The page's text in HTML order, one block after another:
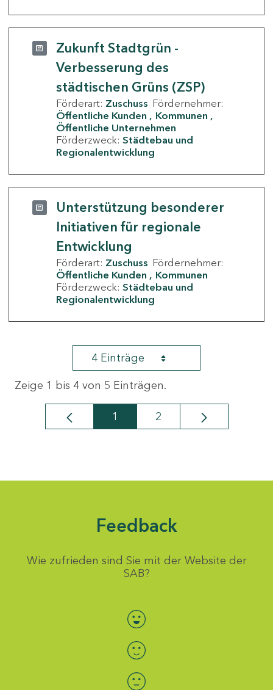
Zukunft Stadtgrün -
Verbesserung des
städtischen Grüns (ZSP)
Förderart: Zuschuss Fördernehmer:
Öffentliche Kunden
Kommunen
Öffentliche Unternehmen
Förderzweck: Städtebau und
Regionalentwicklung
Unterstützung besonderer
Initiativen für regionale
Entwicklung
Förderart: Zuschuss Fördernehmer:
Öffentliche Kunden
Kommunen
Förderzweck: Städtebau und
Regionalentwicklung
4 Einträge
Zeige 1 bis 4 von 5 Einträgen.
Seite
1 Seite
2
Feedback
Wie zufrieden sind Sie mit der Website der
SAB?
Bewertung auswählen